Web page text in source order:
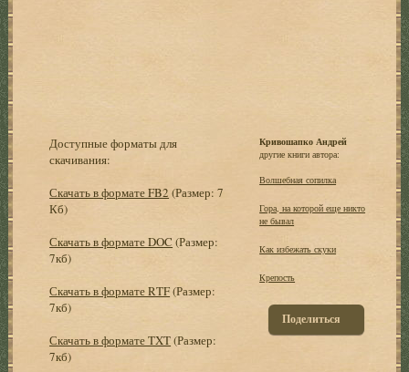
Доступные форматы для
скачивания:
Скачать в формате FB2 (Размер: 7
Кб)
Скачать в формате DOC (Размер:
7кб)
Скачать в формате RTF(Размер:
7кб)
Скачать в формате TXT(Размер:
7кб)
Кривошапко Андрей
другие книги автора:
Волшебная сопилка
Гора, на которой еще никто
не бывал
Как избежать скуки
Крепость
Поделиться